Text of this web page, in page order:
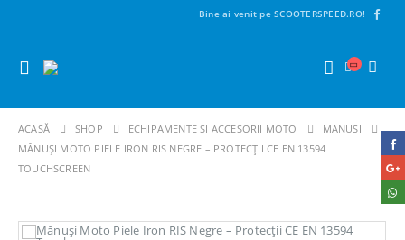
Bine ai venit pe SCOOTERSPEED.RO!
ACASĂ SHOP ECHIPAMENTE SI ACCESORII MOTO
MANUSI
MĂNUȘI MOTO PIELE IRON RIS NEGRE – PROTECȚII CE EN 13594
TOUCHSCREEN